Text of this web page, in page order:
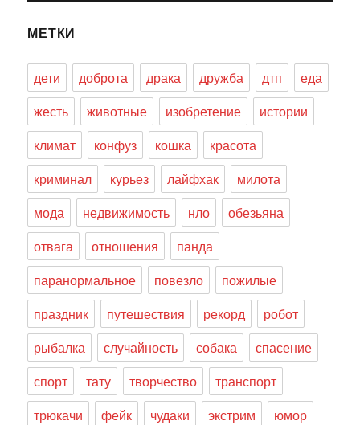
МЕТКИ
дети доброта драка дружба дтп
еда
жесть
животные изобретение
истории
климат
конфуз кошка
красота
криминал
курьез лайфхак
милота
мода
недвижимость нло
обезьяна
отвага
отношения
панда
паранормальное
повезло
пожилые
праздник
путешествия рекорд
робот
рыбалка
случайность собака
спасение
спорт
тату творчество
транспорт
трюкачи
фейк чудаки экстрим юмор